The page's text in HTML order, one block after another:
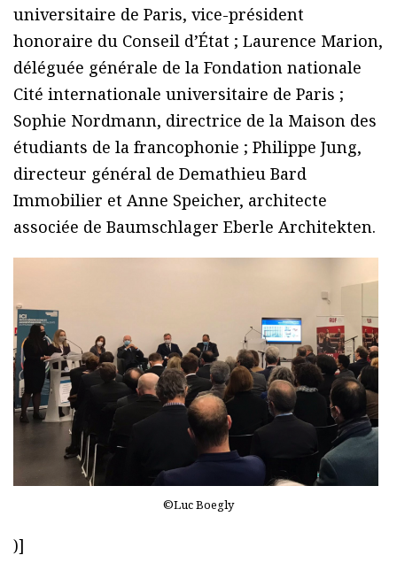
universitaire de Paris, vice-président
honoraire du Conseil d’État ; Laurence Marion,
déléguée générale de la Fondation nationale
Cité internationale universitaire de Paris ;
Sophie Nordmann, directrice de la Maison des
étudiants de la francophonie ; Philippe Jung,
directeur général de Demathieu Bard
Immobilier et Anne Speicher, architecte
associée de Baumschlager Eberle Architekten.
©Luc Boegly
)]